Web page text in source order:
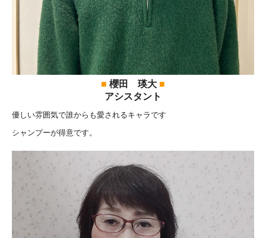
■ 櫻田 瑛大 ■
アシスタント
優しい雰囲気で誰からも愛されるキャラです
シャンプーが得意です。